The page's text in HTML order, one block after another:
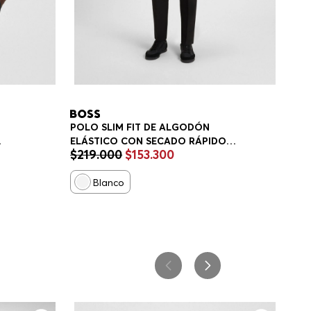
POLO SLIM FIT DE ALGODÓN
ELÁSTICO CON SECADO RÁPIDO
POLO SLIM FIT HOMBRE
$219.000 $153.300
Blanco